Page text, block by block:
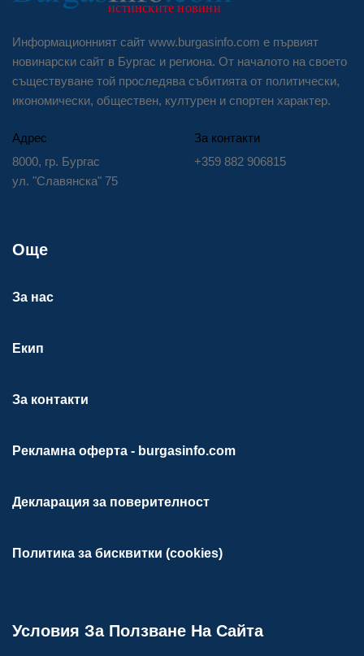
Информационният сайт www.burgasinfo.com е първият
новинарски сайт в Бургас и региона. От началото на своето
съществуване той проследява събитията от политически,
икономически, обществен, културен и спортен характер.
Адрес
8000, гр. Бургас
ул. "Славянска" 75
За контакти
+359 882 906815
Още
За нас
Екип
За контакти
Рекламна оферта - burgasinfo.com
Декларация за поверителност
Политика за бисквитки (cookies)
Условия За Ползване На Сайта